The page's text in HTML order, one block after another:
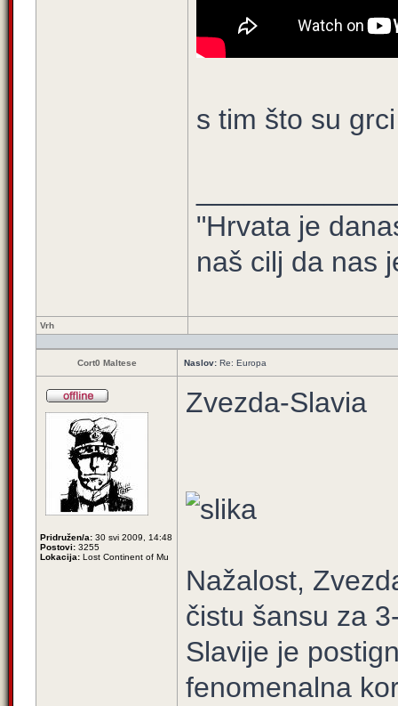
s tim što su
"Hrvata je
naš cilj da nas
Vrh
Cort0 Maltese Naslov: Re: Europa
Pridružen/a: 30 svi 2009, 14:48
Postovi: 3255
Lokacija: Lost Continent of Mu
Zvezda-Slavia
Nažalost,
čistu šansu za
Slavije je
fenomenalna